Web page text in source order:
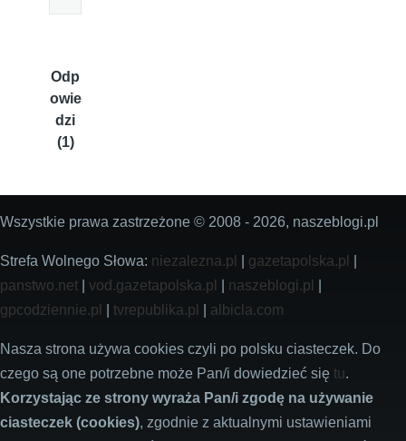
Odp
owie
dzi
(1)
Wszystkie prawa zastrzeżone © 2008 - 2026, naszeblogi.pl
Strefa Wolnego Słowa: niezalezna.pl gazetapolska.pl
panstwo.net
vod.gazetapolska.pl naszeblogi.pl
gpcodziennie.pl
tvrepublika.pl albicla.com
Nasza strona używa cookies czyli po polsku ciasteczek. Do
czego są one potrzebne może Pan/i dowiedzieć się tu.
Korzystając ze strony wyraża Pan/i zgodę na używanie
ciasteczek (cookies), zgodnie z aktualnymi ustawieniami